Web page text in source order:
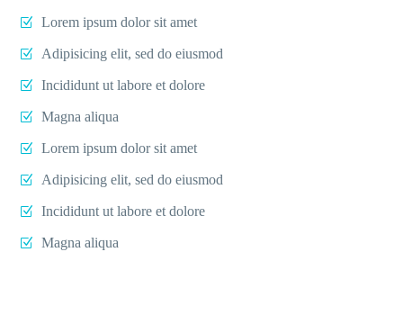
Lorem ipsum dolor sit amet
Adipisicing elit, sed do eiusmod
Incididunt ut labore et dolore
Magna aliqua
Lorem ipsum dolor sit amet
Adipisicing elit, sed do eiusmod
Incididunt ut labore et dolore
Magna aliqua